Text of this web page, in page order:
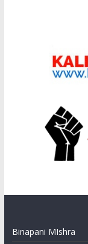
Binapani MIshra